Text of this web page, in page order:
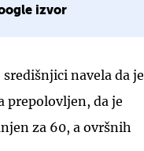
izvor
navela da je
prepolovljen, da je
za 60, a ovršnih